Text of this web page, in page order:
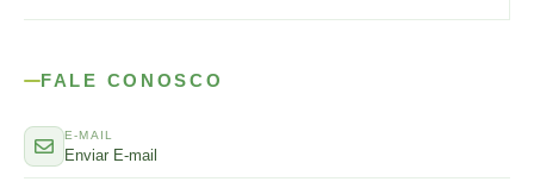
FALE CONOSCO
E-MAIL
Enviar E-mail